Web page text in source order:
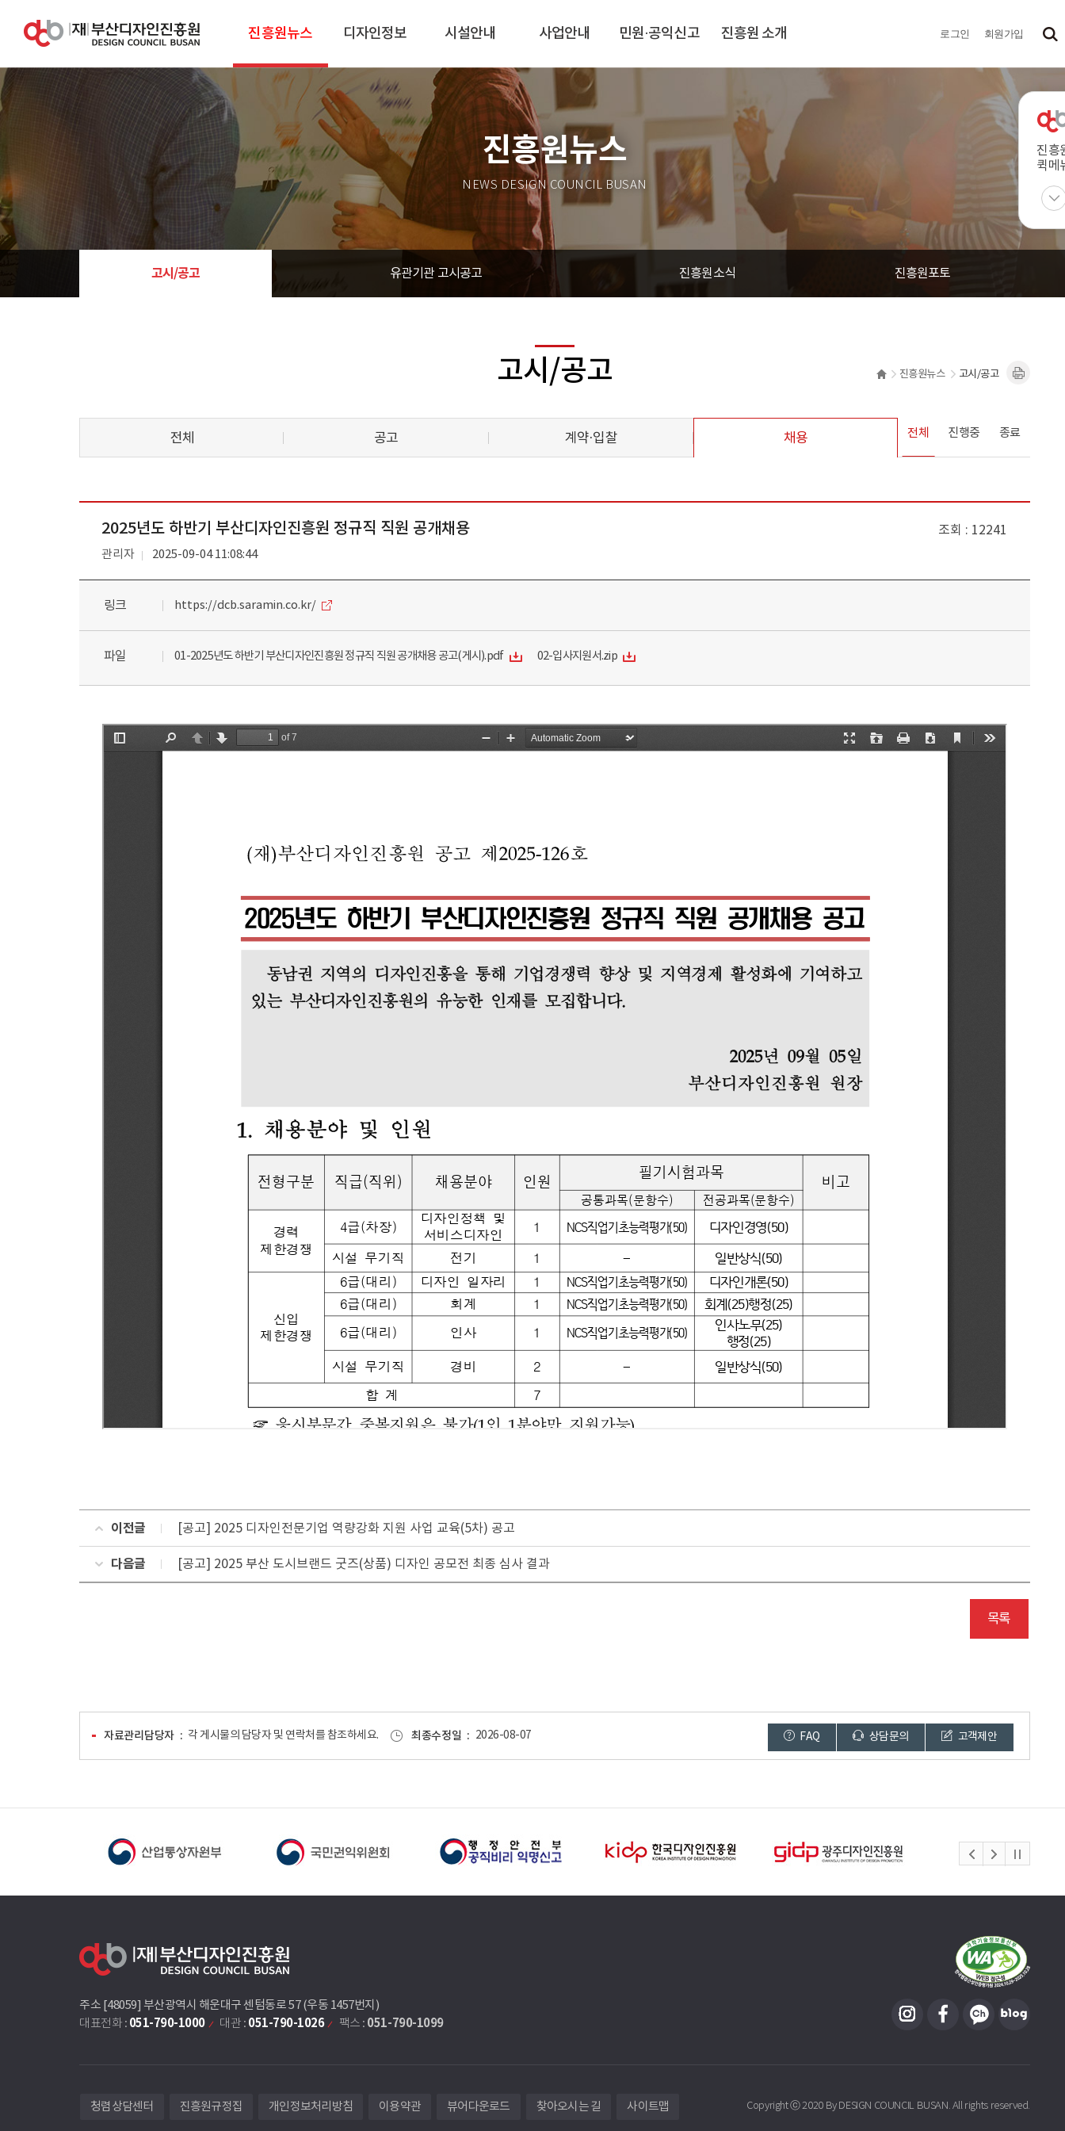
진흥원뉴스 디자인정보 시설안내 사업안내 민원·공익신고 진흥원 소개 로그인 회원가입
진흥
퀵메
진흥원뉴스
NEWS DESIGN COUNCIL BUSAN
고시/공고 유관기관 고시공고 진흥원소식 진흥원포토
고시/공고 진흥원뉴스 고시/공고
전체 공고 계약·입찰 채용 전체 진행중 종료
2025년도 하반기 부산디자인진흥원 정규직 직원 공개채용 조회 12241
관리자 2025-09-04 11:08:44
링크 https://dcb.saramin.co.kr/
파일 01-2025년도 하반기 부산디자인진흥원 정규직 직원 공개채용 공고(게시).pdf 02-입사지원서.zip
이전글 [공고] 2025 디자인전문기업 역량강화 지원 사업 교육(5차) 공고
다음글 [공고] 2025 부산 도시브랜드 굿즈(상품) 디자인 공모전 최종 심사 결과
목록
자료관리담당자 각 게시물의 담당자 및 연락처를 참조하세요. 최종수정일 2026-08-07 FAQ 상담문의 고객제안
주소 [48059] 부산광역시 해운대구 센텀동로 57 (우동 1457번지)
대표전화 : 051-790-1000 대관 : 051-790-1026 팩스 : 051-790-1099
청렴상담센터 진흥원규정집 개인정보처리방침 이용약관 뷰어다운로드 찾아오시는 길 사이트맵 Copyright ⓒ 2020 By DESIGN COUNCIL BUSAN. All rights reserved.